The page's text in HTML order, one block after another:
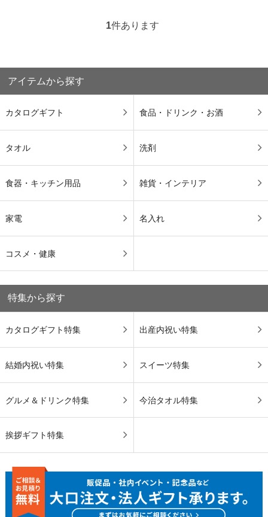
1件あります
アイテムから探す
カタログギフト 食品・ドリンク・お酒
タオル 洗剤
食器・キッチン用品 雑貨・インテリア
家電 名入れ
コスメ・健康
特集から探す
カタログギフト特集 出産内祝い特集
結婚内祝い特集 スイーツ特集
グルメ＆ドリンク特集 今治タオル特集
挨拶ギフト特集